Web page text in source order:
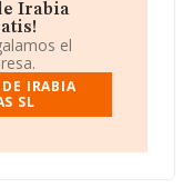
la empresa
y la dirección
S.L, con NIF
en
Irabia
el
IRABIA
SL